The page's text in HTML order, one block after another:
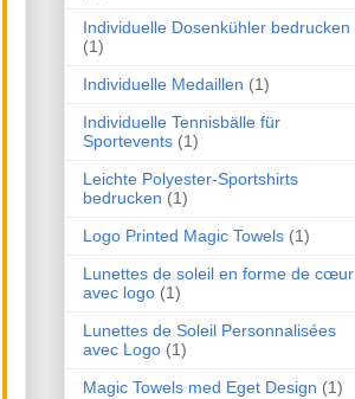
Individuelle Dosenkühler bedrucken
(1)
Individuelle Medaillen (1)
Individuelle Tennisbälle für
Sportevents (1)
Leichte Polyester-Sportshirts
bedrucken (1)
Logo Printed Magic Towels (1)
Lunettes de soleil en forme de cœur
avec logo (1)
Lunettes de Soleil Personnalisées
avec Logo (1)
Magic Towels med Eget Design (1)